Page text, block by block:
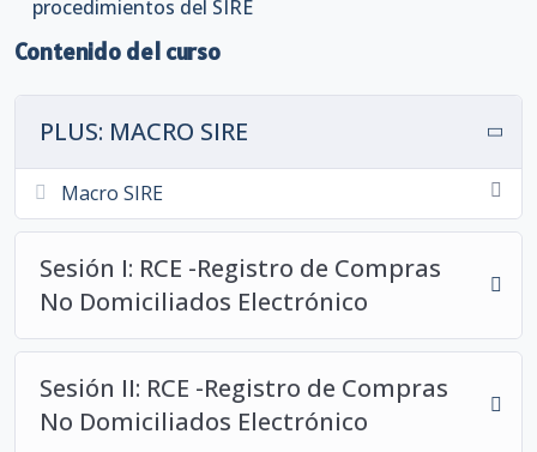
Al finalizar el curso, el participante estará preparado
declaraciones relacionadas y aplicar los procedimientos
exigidos por la Administración Tributaria, reduciendo
errores y contingencias en el cumplimiento de sus
obligaciones tributarias.
Descargar Brochure
DOCENTE
ESPECIALIZADO
procedimientos del SIRE
Contenido del curso
PLUS: MACRO SIRE
Macro SIRE
Sesión I: RCE -Registro de Compras
No Domiciliados Electrónico
Sesión II: RCE -Registro de Compras
No Domiciliados Electrónico